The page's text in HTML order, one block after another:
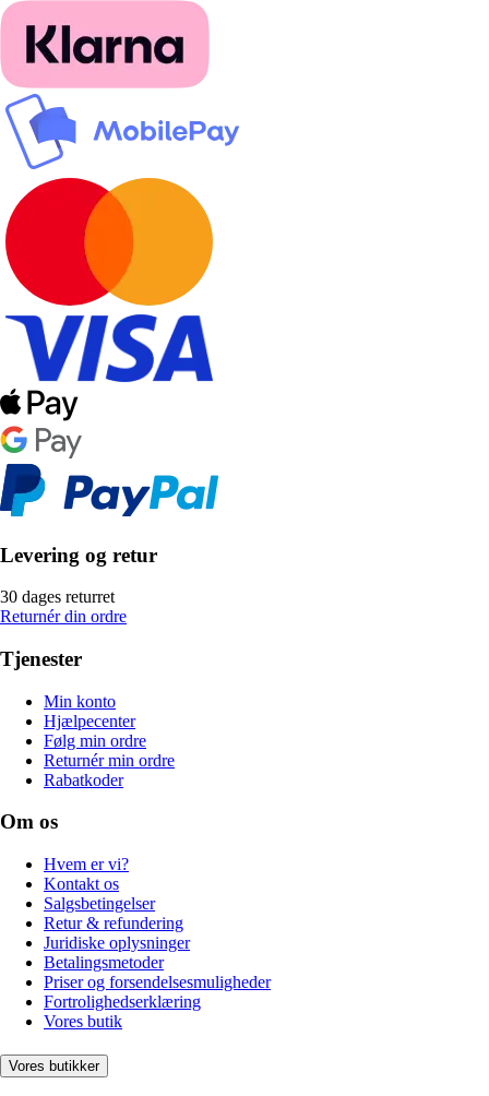
Levering og retur
30 dages returret
Returnér din ordre
Tjenester
Min konto
Hjælpecenter
Følg min ordre
Returnér min ordre
Rabatkoder
Om os
Hvem er vi?
Kontakt os
Salgsbetingelser
Retur & refundering
Juridiske oplysninger
Betalingsmetoder
Priser og forsendelsesmuligheder
Fortrolighedserklæring
Vores butik
Vores butikker